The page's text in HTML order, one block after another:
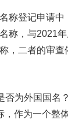
登记申请中
称，与2021
，二者的审
否为外国国名
作为一个整